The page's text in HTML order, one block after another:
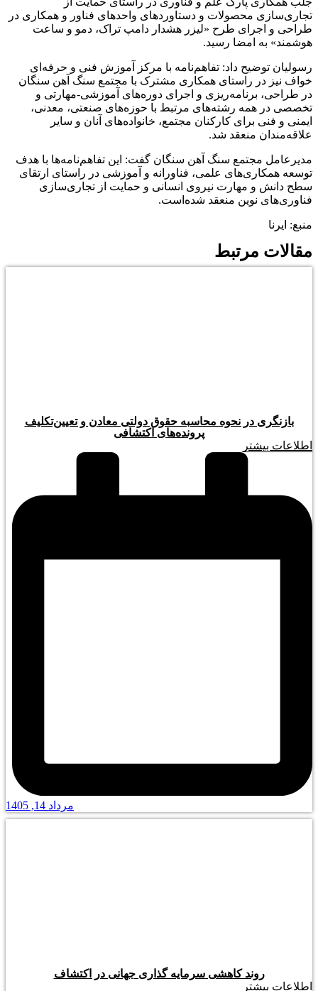
تجاری‌سازی محصولات و دستاوردهای واحدهای فناور و همکاری در
طراحی و اجرای طرح «لیزر هشدار دامپ تراک، دمو و ساعت
هوشمند» به امضا رسید.
رسولیان توضیح داد: تفاهم‌نامه با مرکز آموزش فنی و حرفه‌ای
خواف نیز در راستای همکاری مشترک با مجتمع سنگ آهن سنگان
در طراحی، برنامه‌ریزی و اجرای دوره‌های آموزشی-مهارتی و
تخصصی در همه رشته‌های مرتبط با حوزه‌های صنعتی، معدنی،
ایمنی و فنی برای کارکنان مجتمع، خانواده‌های آنان و سایر
علاقه‌مندان منعقد شد.
مدیرعامل مجتمع سنگ آهن سنگان گفت: این تفاهم‌نامه‌ها با هدف
توسعه همکاری‌های علمی، فناورانه و آموزشی در راستای ارتقای
سطح دانش و مهارت نیروی انسانی و حمایت از تجاری‌سازی
فناوری‌های نوین منعقد شده‌است.
منبع: ایرنا
مقالات مرتبط
بازنگری در نحوه محاسبه حقوق دولتی معادن و تعیین‌تکلیف
پرونده‌های اکتشافی
اطلاعات بیشتر
مرداد 14, 1405
روند کاهشی سرمایه گذاری جهانی در اکتشاف
اطلاعات بیشتر